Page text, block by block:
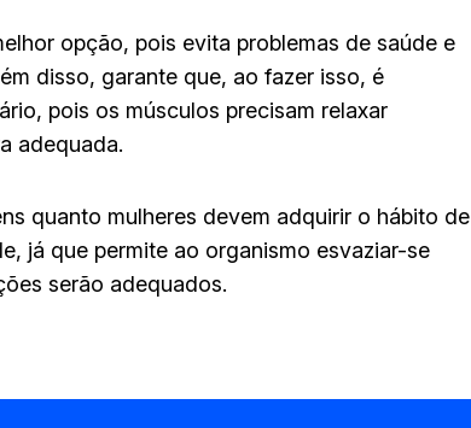
opção, pois evita problemas de saúde e
disso, garante que, ao fazer isso, é
pois os músculos precisam relaxar
adequada.
quanto mulheres devem adquirir o hábito de
já que permite ao organismo esvaziar-se
serão adequados.